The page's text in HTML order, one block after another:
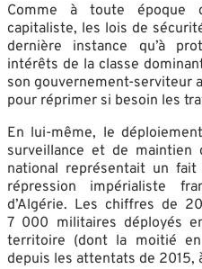
Comme à toute époque
capitaliste, les lois de
dernière instance qu’à
intérêts de la classe
son gouvernement-serviteur
pour réprimer si besoin les
En lui-même, le
surveillance et de maintien
national représentait un
répression impérialiste
d’Algérie. Les chiffres de
7 000 militaires déployés
territoire (dont la moitié
depuis les attentats de 2015,